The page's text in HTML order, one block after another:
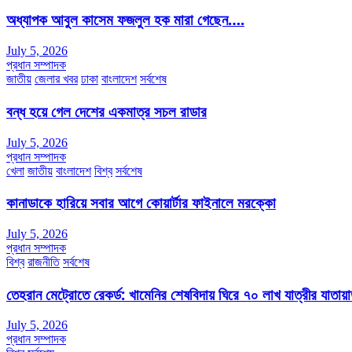
অধ্যাপক আবুল কাসেম ফজলুল হক মারা গেছেন….
July 5, 2026
প্রধান সম্পাদক
জাতীয় জেলার খবর ঢাকা বাংলাদেশ সর্বশেষ
বন্ধ হয়ে গেল দেশের একমাত্র সচল রাডার
July 5, 2026
প্রধান সম্পাদক
খেলা জাতীয় বাংলাদেশ বিশ্ব সর্বশেষ
কানাডাকে হারিয়ে সবার আগে কোয়ার্টার ফাইনালে মরক্কো
July 5, 2026
প্রধান সম্পাদক
বিশ্ব রাজনীতি সর্বশেষ
তেহরান মেট্রোতে রেকর্ড: খামেনির শেষবিদায় ঘিরে ৭০ লাখ যাত্রীর
July 5, 2026
প্রধান সম্পাদক